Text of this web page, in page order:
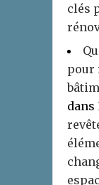
clés
pour
dans